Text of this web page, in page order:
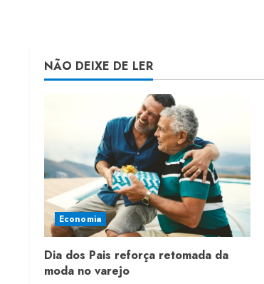
NÃO DEIXE DE LER
Economia
Dia dos Pais reforça retomada da
moda no varejo